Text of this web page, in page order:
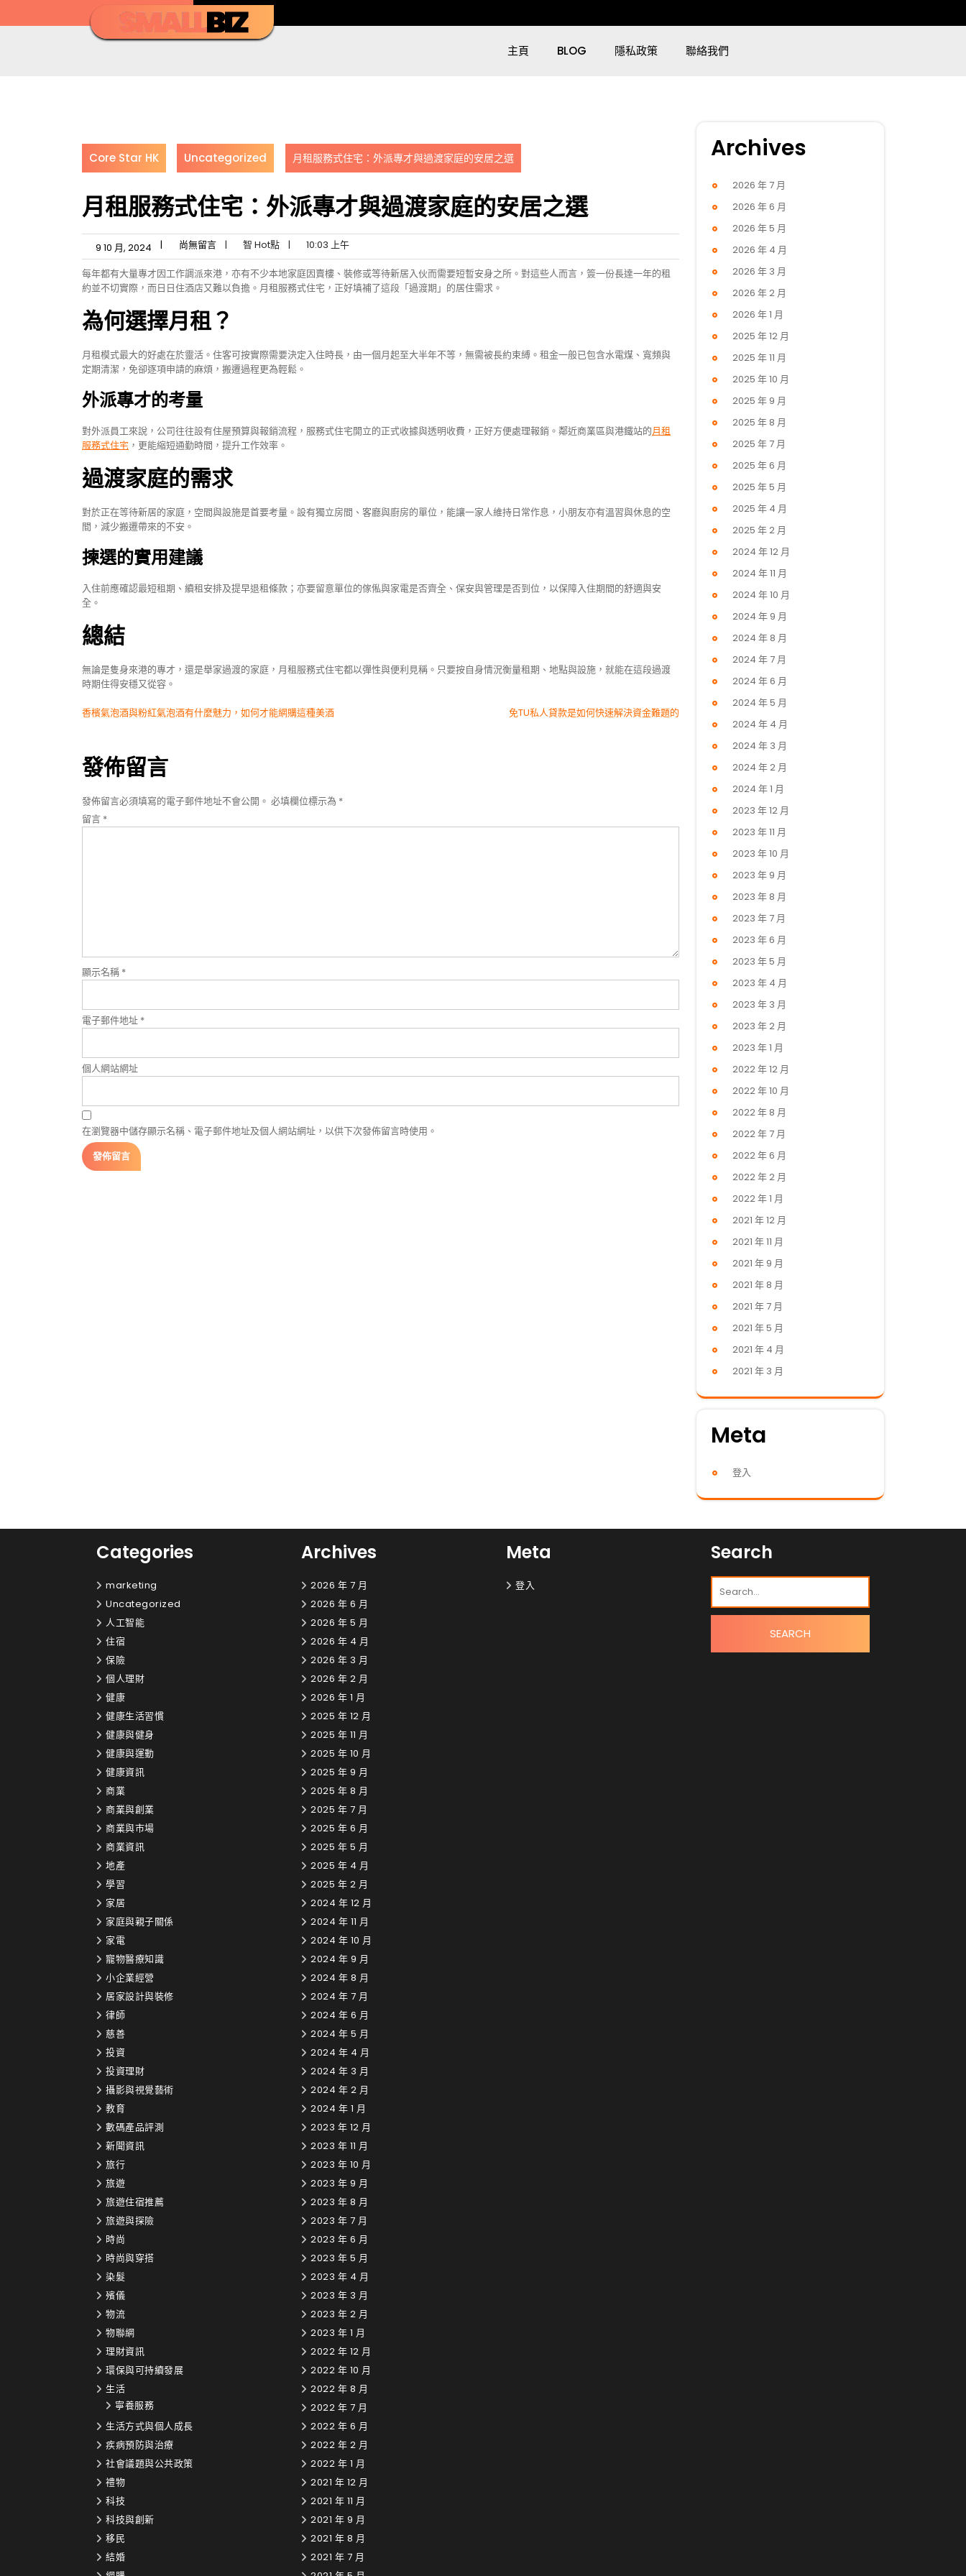
主頁 BLOG 隱私政策 聯絡我們
Core Star HK Uncategorized 月租服務式住宅：外派專才與過渡家庭的安居之選
月租服務式住宅：外派專才與過渡家庭的安居之選
9 10 月, 2024 | 尚無留言 | 智 Hot點 | 10:03 上午
每年都有大量專才因工作調派來港，亦有不少本地家庭因賣樓、裝修或等待新居入伙而需要短暫安身之所。對這些人而言，簽一份長達一年的租
約並不切實際，而日日住酒店又難以負擔。月租服務式住宅，正好填補了這段「過渡期」的居住需求。
為何選擇月租？
月租模式最大的好處在於靈活。住客可按實際需要決定入住時長，由一個月起至大半年不等，無需被長約束縛。租金一般已包含水電煤、寬頻與
定期清潔，免卻逐項申請的麻煩，搬遷過程更為輕鬆。
外派專才的考量
對外派員工來說，公司往往設有住屋預算與報銷流程，服務式住宅開立的正式收據與透明收費，正好方便處理報銷。鄰近商業區與港鐵站的月租
服務式住宅 ，更能縮短通勤時間，提升工作效率。
過渡家庭的需求
對於正在等待新居的家庭，空間與設施是首要考量。設有獨立房間、客廳與廚房的單位，能讓一家人維持日常作息，小朋友亦有溫習與休息的空
間，減少搬遷帶來的不安。
揀選的實用建議
入住前應確認最短租期、續租安排及提早退租條款；亦要留意單位的傢俬與家電是否齊全、保安與管理是否到位，以保障入住期間的舒適與安
全。
總結
無論是隻身來港的專才，還是舉家過渡的家庭，月租服務式住宅都以彈性與便利見稱。只要按自身情況衡量租期、地點與設施，就能在這段過渡
時期住得安穩又從容。
文
導
覽
香檳氣泡酒與粉紅氣泡酒有什麼魅力，如何才能網購這種美酒 免TU私人貸款是如何快速解決資金難題的
發佈留言
發佈留言必須填寫的電子郵件地址不會公開。 必填欄位標示為 *
留言 *
顯示名稱 *
電子郵件地址 *
個人網站網址
在瀏覽器中儲存顯示名稱、電子郵件地址及個人網站網址，以供下次發佈留言時使用。
Archives
2026 年 7 月
2026 年 6 月
2026 年 5 月
2026 年 4 月
2026 年 3 月
2026 年 2 月
2026 年 1 月
2025 年 12 月
2025 年 11 月
2025 年 10 月
2025 年 9 月
2025 年 8 月
2025 年 7 月
2025 年 6 月
2025 年 5 月
2025 年 4 月
2025 年 2 月
2024 年 12 月
2024 年 11 月
2024 年 10 月
2024 年 9 月
2024 年 8 月
2024 年 7 月
2024 年 6 月
2024 年 5 月
2024 年 4 月
2024 年 3 月
2024 年 2 月
2024 年 1 月
2023 年 12 月
2023 年 11 月
2023 年 10 月
2023 年 9 月
2023 年 8 月
2023 年 7 月
2023 年 6 月
2023 年 5 月
2023 年 4 月
2023 年 3 月
2023 年 2 月
2023 年 1 月
2022 年 12 月
2022 年 10 月
2022 年 8 月
2022 年 7 月
2022 年 6 月
2022 年 2 月
2022 年 1 月
2021 年 12 月
2021 年 11 月
2021 年 9 月
2021 年 8 月
2021 年 7 月
2021 年 5 月
2021 年 4 月
2021 年 3 月
Meta
登入
Categories
marketing
Uncategorized
人工智能
住宿
保險
個人理財
健康
健康生活習慣
健康與健身
健康與運動
健康資訊
商業
商業與創業
商業與市場
商業資訊
地產
學習
家居
家庭與親子關係
家電
寵物醫療知識
小企業經營
居家設計與裝修
律師
慈善
投資
投資理財
攝影與視覺藝術
教育
數碼產品評測
新聞資訊
旅行
旅遊
旅遊住宿推薦
旅遊與探險
時尚
時尚與穿搭
染髮
殯儀
物流
物聯網
理財資訊
環保與可持續發展
生活
寧養服務
生活方式與個人成長
疾病預防與治療
社會議題與公共政策
禮物
科技
科技與創新
移民
結婚
Archives
2026 年 7 月
2026 年 6 月
2026 年 5 月
2026 年 4 月
2026 年 3 月
2026 年 2 月
2026 年 1 月
2025 年 12 月
2025 年 11 月
2025 年 10 月
2025 年 9 月
2025 年 8 月
2025 年 7 月
2025 年 6 月
2025 年 5 月
2025 年 4 月
2025 年 2 月
2024 年 12 月
2024 年 11 月
2024 年 10 月
2024 年 9 月
2024 年 8 月
2024 年 7 月
2024 年 6 月
2024 年 5 月
2024 年 4 月
2024 年 3 月
2024 年 2 月
2024 年 1 月
2023 年 12 月
2023 年 11 月
2023 年 10 月
2023 年 9 月
2023 年 8 月
2023 年 7 月
2023 年 6 月
2023 年 5 月
2023 年 4 月
2023 年 3 月
2023 年 2 月
2023 年 1 月
2022 年 12 月
2022 年 10 月
2022 年 8 月
2022 年 7 月
2022 年 6 月
2022 年 2 月
2022 年 1 月
2021 年 12 月
2021 年 11 月
2021 年 9 月
2021 年 8 月
2021 年 7 月
Meta
登入
Search